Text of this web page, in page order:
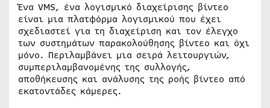
Ένα VMS, ένα λογισμικό διαχείρισης βίντεο
είναι μια πλατφόρμα λογισμικού που έχει
σχεδιαστεί για τη διαχείριση και τον έλεγχο
των συστημάτων παρακολούθησης βίντεο και όχι
μόνο. Περιλαμβάνει μια σειρά λειτουργιών,
συμπεριλαμβανομένης της συλλογής,
αποθήκευσης και ανάλυσης της ροής βίντεο από
εκατοντάδες κάμερες.